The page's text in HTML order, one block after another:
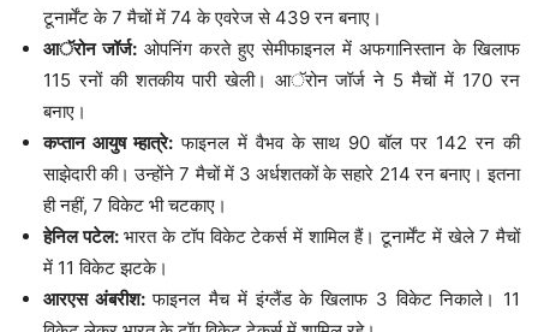
टूनार्मेंट के 7 मैचों में 74 के एवरेज से 439 रन बनाए।
आॅरोन जॉर्ज: ओपनिंग करते हुए सेमीफाइनल में अफगानिस्तान के खिलाफ
115 रनों की शतकीय पारी खेली। आॅरोन जॉर्ज ने 5 मैचों में 170 रन
बनाए।
कप्तान आयुष म्हात्रे:फाइनल में वैभव के साथ 90 बॉल पर 142 रन की
साझेदारी की। उन्होंने 7 मैचों में 3 अर्धशतकों के सहारे 214 रन बनाए। इतना
ही नहीं, 7 विकेट भी चटकाए।
हेनिल पटेल:भारत के टॉप विकेट टेकर्स में शामिल हैं। टूनार्मेंट में खेले 7 मैचों
में 11 विकेट झटके।
आरएस अंबरीश:फाइनल मैच में इंग्लैंड के खिलाफ 3 विकेट निकाले। 11